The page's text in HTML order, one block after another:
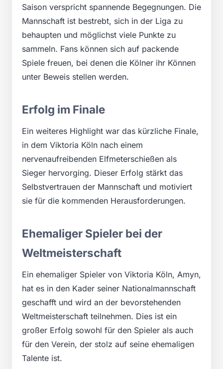
Saison verspricht spannende Begegnungen. Die
Mannschaft ist bestrebt, sich in der Liga zu
behaupten und möglichst viele Punkte zu
sammeln. Fans können sich auf packende
Spiele freuen, bei denen die Kölner ihr Können
unter Beweis stellen werden.
Erfolg im Finale
Ein weiteres Highlight war das kürzliche Finale,
in dem Viktoria Köln nach einem
nervenaufreibenden Elfmeterschießen als
Sieger hervorging. Dieser Erfolg stärkt das
Selbstvertrauen der Mannschaft und motiviert
sie für die kommenden Herausforderungen.
Ehemaliger Spieler bei der
Weltmeisterschaft
Ein ehemaliger Spieler von Viktoria Köln, Amyn,
hat es in den Kader seiner Nationalmannschaft
geschafft und wird an der bevorstehenden
Weltmeisterschaft teilnehmen. Dies ist ein
großer Erfolg sowohl für den Spieler als auch
für den Verein, der stolz auf seine ehemaligen
Talente ist.